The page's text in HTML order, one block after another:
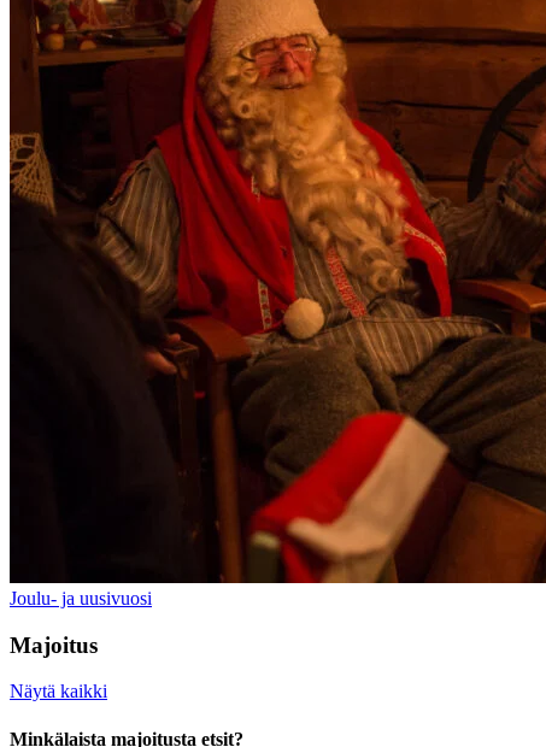
Joulu- ja uusivuosi
Majoitus
Näytä kaikki
Minkälaista majoitusta etsit?